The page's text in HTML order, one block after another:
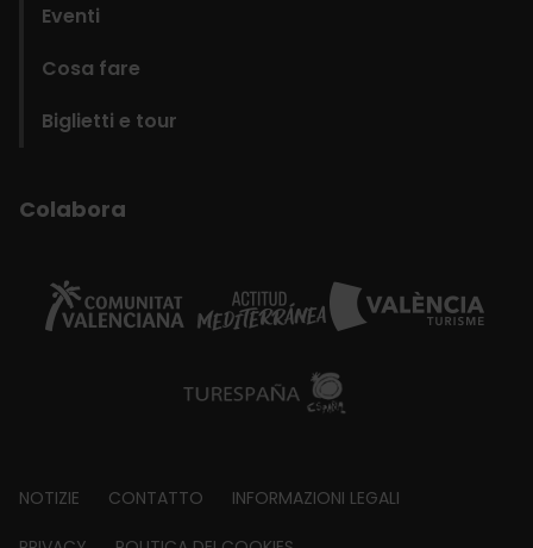
Eventi
Cosa fare
Biglietti e tour
Colabora
Footer
NOTIZIE CONTATTO INFORMAZIONI LEGALI